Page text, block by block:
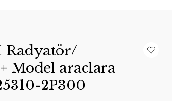
Radyatör/
Model araclara
2P300